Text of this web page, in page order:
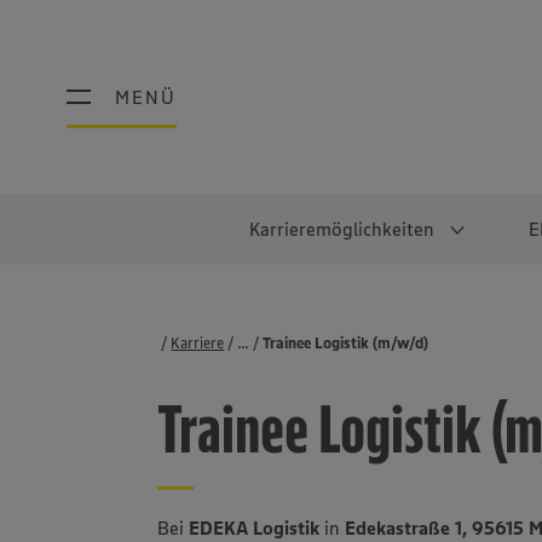
MENÜ
MENÜ
Karrieremöglichkeiten
Schülerpraktikum Abschlussarbeiten
Faires Gehalt
Diversität Lager & Logistik
Karriere Stellenbörse
Trainee Logistik (m/w/d)
...
Trainee Logistik
Bei EDEKA Logistik in Edekastraße 1, 95615